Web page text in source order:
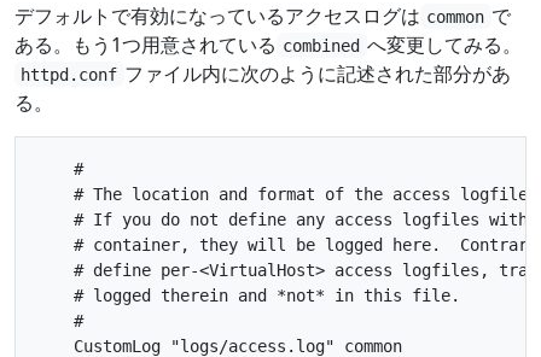
デフォルトで有効になっているアクセスログは common で
ある。もう1つ用意されている combined へ変更してみる。
httpd.conf ファイル内に次のように記述された部分があ
る。
    #
# The location and format of the access logfile
# If you do not define any access logfiles
# container, they will be logged here.
# define per-<VirtualHost> access logfiles,
    # logged therein and *not* in this file.
    #
    CustomLog "logs/access.log" common